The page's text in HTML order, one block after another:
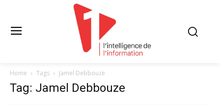
Home Tags Jamel Debbouze
Tag: Jamel Debbouze